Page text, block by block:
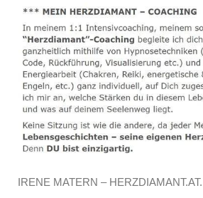
IRENE MATERN – HERZDIAMANT.AT.